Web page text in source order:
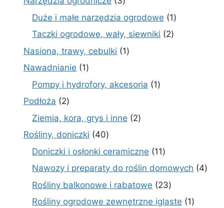
produkty
Duże i małe narzędzia ogrodowe 11
Taczki ogrodowe, wały, siewniki 22
Nasiona, trawy, cebulki 11
Nawadnianie 11
produkt
Pompy i hydrofory, akcesoria 11
Podłoża 22
Ziemia, kora, grys i inne 22
Rośliny, doniczki 4040
produktów
Doniczki i osłonki ceramiczne 1111
produktów
Nawozy i preparaty do roślin domowych 44
Rośliny balkonowe i rabatowe 2323
produkty
Rośliny ogrodowe zewnętrzne iglaste 11